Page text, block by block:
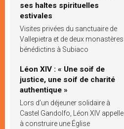
ses haltes spirituelles
estivales
Visites privées du sanctuaire de
Vallepietra et de deux monastères
bénédictins à Subiaco
Léon XIV : « Une soif de
justice, une soif de charité
authentique »
Lors d’un déjeuner solidaire à
Castel Gandolfo, Léon XIV appelle
à construire une Église